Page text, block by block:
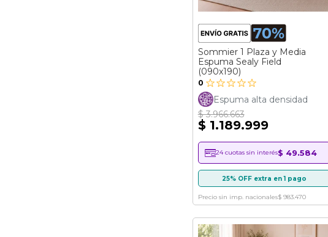
Sommier 1 Plaza y Media
Espuma Sealy Field
(090x190)
0
Espuma alta densidad
$ 3.966.663
$ 1.189.999
24 cuotas sin interés$ 49.584
25% OFF extra en 1 pago
Precio sin imp. nacionales$ 983.470